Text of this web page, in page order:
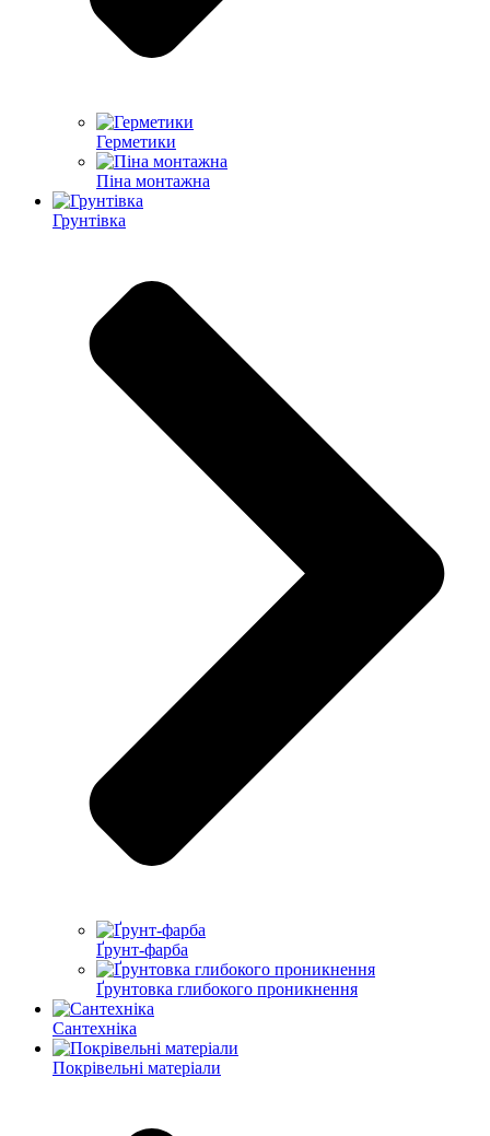
Герметики
Піна монтажна
Грунтівка
Ґрунт-фарба
Ґрунтовка глибокого проникнення
Сантехніка
Покрівельні матеріали